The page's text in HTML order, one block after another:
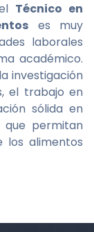
Técnico en
es muy
laborales
académico.
investigación
el trabajo en
sólida en
que permitan
los alimentos